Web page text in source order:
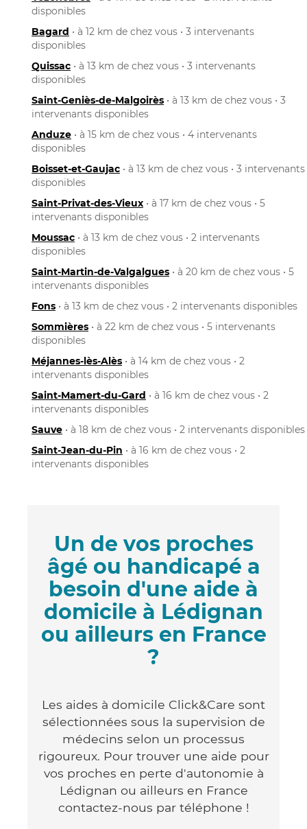
disponibles
Bagard • à 12 km de chez vous • 3 intervenants
disponibles
Quissac • à 13 km de chez vous • 3 intervenants
disponibles
Saint-Geniès-de-Malgoirès • à 13 km de chez vous • 3
intervenants disponibles
Anduze • à 15 km de chez vous • 4 intervenants
disponibles
Boisset-et-Gaujac • à 13 km de chez vous • 3 intervenants
disponibles
Saint-Privat-des-Vieux • à 17 km de chez vous • 5
intervenants disponibles
Moussac • à 13 km de chez vous • 2 intervenants
disponibles
Saint-Martin-de-Valgalgues • à 20 km de chez vous • 5
intervenants disponibles
Fons • à 13 km de chez vous • 2 intervenants disponibles
Sommières • à 22 km de chez vous • 5 intervenants
disponibles
Méjannes-lès-Alès • à 14 km de chez vous • 2
intervenants disponibles
Saint-Mamert-du-Gard • à 16 km de chez vous • 2
intervenants disponibles
Sauve • à 18 km de chez vous • 2 intervenants disponibles
Saint-Jean-du-Pin • à 16 km de chez vous • 2
intervenants disponibles
Un de vos proches
âgé ou handicapé a
besoin d'une aide à
domicile à Lédignan
ou ailleurs en France
?
Les aides à domicile Click&Care sont
sélectionnées sous la supervision de
médecins selon un processus
rigoureux. Pour trouver une aide pour
vos proches en perte d'autonomie à
Lédignan ou ailleurs en France
contactez-nous par téléphone !